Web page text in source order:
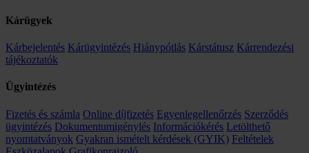
Kárügyek
Kárbejelentés Kárügyintézés Hiánypótlás Kárstátusz Kárrendezési
tájékoztatók
Ügyintézés
Fizetés és számla Online díjfizetés Egyenlegellenőrzés Szerződés
ügyintézés Dokumentumigénylés Információkérés Letölthető
nyomtatványok Gyakran ismételt kérdések (GYIK) Feltételek